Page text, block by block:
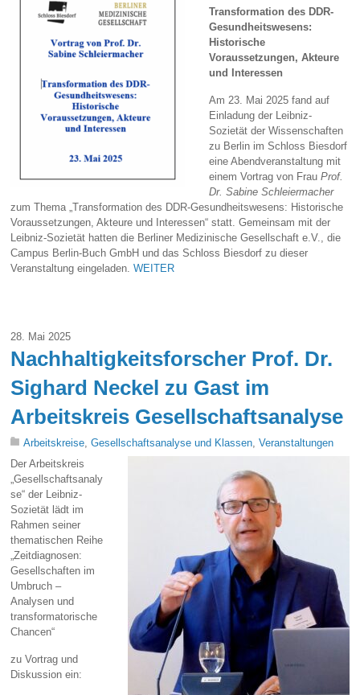
Transformation des DDR-
Gesundheitswesens:
Historische
Voraussetzungen, Akteure
und Interessen
Am 23. Mai 2025 fand auf
Einladung der Leibniz-
Sozietät der Wissenschaften
zu Berlin im Schloss Biesdorf
eine Abendveranstaltung mit
einem Vortrag von FrauProf.
Dr. Sabine Schleiermacher
zum Thema „Transformation des DDR-Gesundheitswesens: Historische
Voraussetzungen, Akteure und Interessen“ statt. Gemeinsam mit der
Leibniz-Sozietät hatten die Berliner Medizinische Gesellschaft e.V., die
Campus Berlin-Buch GmbH und das Schloss Biesdorf zu dieser
Veranstaltung eingeladen.WEITER
28. Mai 2025
Nachhaltigkeitsforscher Prof. Dr.
Sighard Neckel zu Gast im
Arbeitskreis Gesellschaftsanalyse
Arbeitskreise ,Gesellschaftsanalyse und Klassen ,Veranstaltungen
Der Arbeitskreis
„Gesellschaftsanaly
se“ der Leibniz-
Sozietät lädt im
Rahmen seiner
thematischen Reihe
„Zeitdiagnosen:
Gesellschaften im
Umbruch –
Analysen und
transformatorische
Chancen“
zu Vortrag und
Diskussion ein: